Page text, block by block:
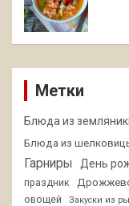
Метки
Блюда из
Блюда из
Гарниры День
праздник
овощей
Закуски из